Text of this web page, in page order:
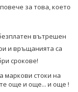
за това, което
вътрешен
и връщанията са
срокове!
маркови стоки на
още и още... и още !